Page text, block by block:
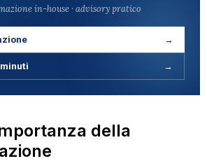
in-house · advisory pratico
→
→
della